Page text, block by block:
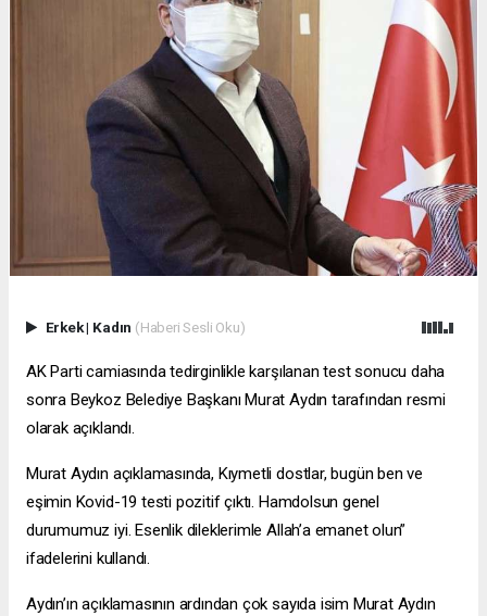
Erkek| Kadın (Haberi Sesli Oku)
AK Parti camiasında tedirginlikle karşılanan test sonucu daha
sonra Beykoz Belediye Başkanı Murat Aydın tarafından resmi
olarak açıklandı.
Murat Aydın açıklamasında, Kıymetli dostlar, bugün ben ve
eşimin Kovid-19 testi pozitif çıktı. Hamdolsun genel
durumumuz iyi. Esenlik dileklerimle Allah’a emanet olun”
ifadelerini kullandı.
Aydın’ın açıklamasının ardından çok sayıda isim Murat Aydın